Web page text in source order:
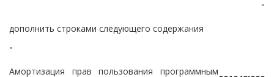
"
дополнить строками следующего содержания
"
Амортизация прав пользования программным